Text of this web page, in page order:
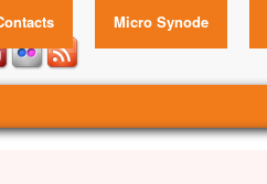
de Jésus Christ selon saint Matthieu
après avoir nourri la foule dans le désert,
obligea les disciples à monter dans la barque
il les eut renvoyées,
la montagne, à l’écart, pour prier.
Micro Synode